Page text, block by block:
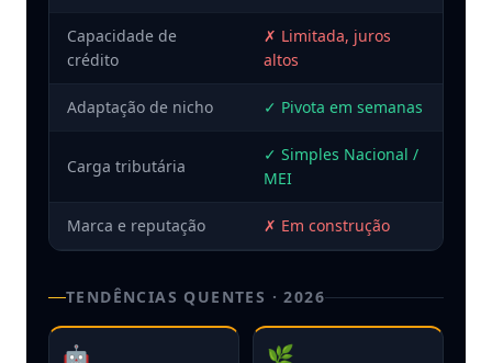
Capacidade de
crédito
✗ Limitada, juros
altos
Adaptação de nicho ✓ Pivota em semanas
Carga tributária
✓ Simples Nacional /
MEI
Marca e reputação ✗ Em construção
TENDÊNCIAS QUENTES · 2026
🤖 🌿